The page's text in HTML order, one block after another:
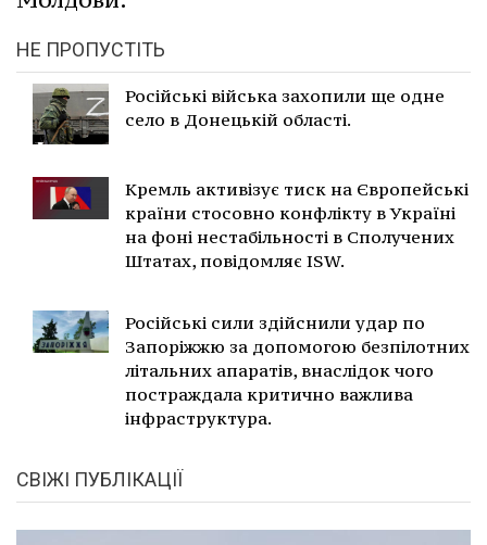
НЕ ПРОПУСТІТЬ
Російські війська захопили ще одне
село в Донецькій області.
Кремль активізує тиск на Європейські
країни стосовно конфлікту в Україні
на фоні нестабільності в Сполучених
Штатах, повідомляє ISW.
Російські сили здійснили удар по
Запоріжжю за допомогою безпілотних
літальних апаратів, внаслідок чого
постраждала критично важлива
інфраструктура.
СВІЖІ ПУБЛІКАЦІЇ